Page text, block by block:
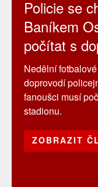
Policie se
Baníkem
počítat s
Nedělní
doprovodí
fanoušci musí
stadionu.
ZOBRAZIT